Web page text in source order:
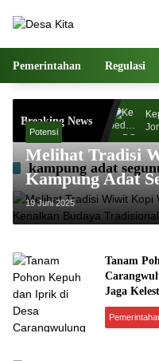
Pemerintahan Regulasi
Breaking News
Ulama
Depan Pasca
kampung adat
Potensi
Melihat Tradisi
Kampung Adat
Budaya
Modern
19 Juni 2025
Tanam
Jaga